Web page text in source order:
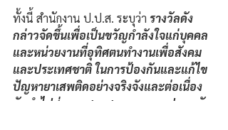
ทั้งนี้ สำนักงาน ป.ป.ส. ระบุว่า รางวัลดัง
กล่าวจัดขึ้นเพื่อเป็นขวัญกำลังใจแก่บุคคล
และหน่วยงานที่อุทิศตนทำงานเพื่อสังคม
และประเทศชาติ ในการป้องกันและแก้ไข
ปัญหายาเสพติดอย่างจริงจังและต่อเนื่อง
อันนำไปสู่ความสงบสุขและความปลอดภัย